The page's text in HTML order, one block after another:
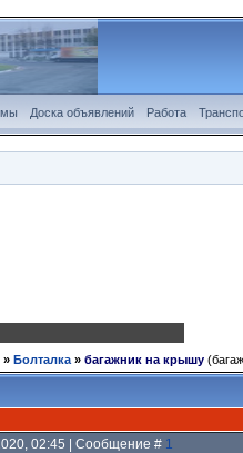
Доска объявлений Работа
» Болталка » багажник на крышу
02:45 | Сообщение # 1